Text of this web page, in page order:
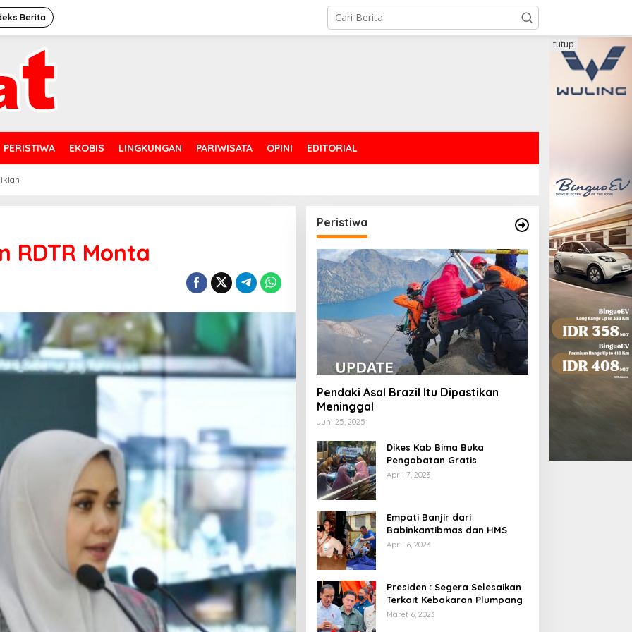
Berita
PERISTIWA EKOBIS LINGKUNGAN PARIWISATA OPINI EDITORIAL
tutup
RDTR Monta
Peristiwa
Pendaki Asal Brazil Itu Dipastikan
Meninggal
Juni 25, 2025
Dikes Kab Bima Buka
Pengobatan Gratis
April 7, 2023
Empati Banjir dari
Babinkantibmas dan HMS
April 6, 2023
Presiden : Segera Selesaikan
Terkait Kebakaran Plumpang
Maret 6, 2023